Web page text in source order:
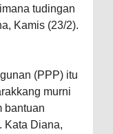
tudingan
Kamis (23/2).
(PPP) itu
murni
bantuan
Kata Diana,